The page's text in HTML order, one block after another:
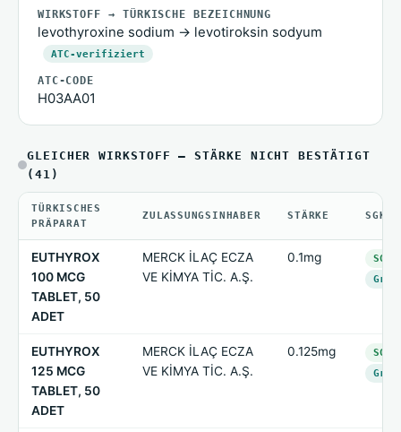
WIRKSTOFF → TÜRKISCHE BEZEICHNUNG
levothyroxine sodium → levotiroksin sodyum
ATC-verifiziert
ATC-CODE
H03AA01
GLEICHER WIRKSTOFF — STÄRKE NICHT BESTÄTIGT
(41)
TÜRKISCHES
PRÄPARAT
ZULASSUNGSINHABER STÄRKE SGK-
EUTHYROX
100 MCG
TABLET, 50
ADET
MERCK İLAÇ ECZA
VE KİMYA TİC. A.Ş.
0.1mg
EUTHYROX
125 MCG
TABLET, 50
ADET
MERCK İLAÇ ECZA
VE KİMYA TİC. A.Ş.
0.125mg